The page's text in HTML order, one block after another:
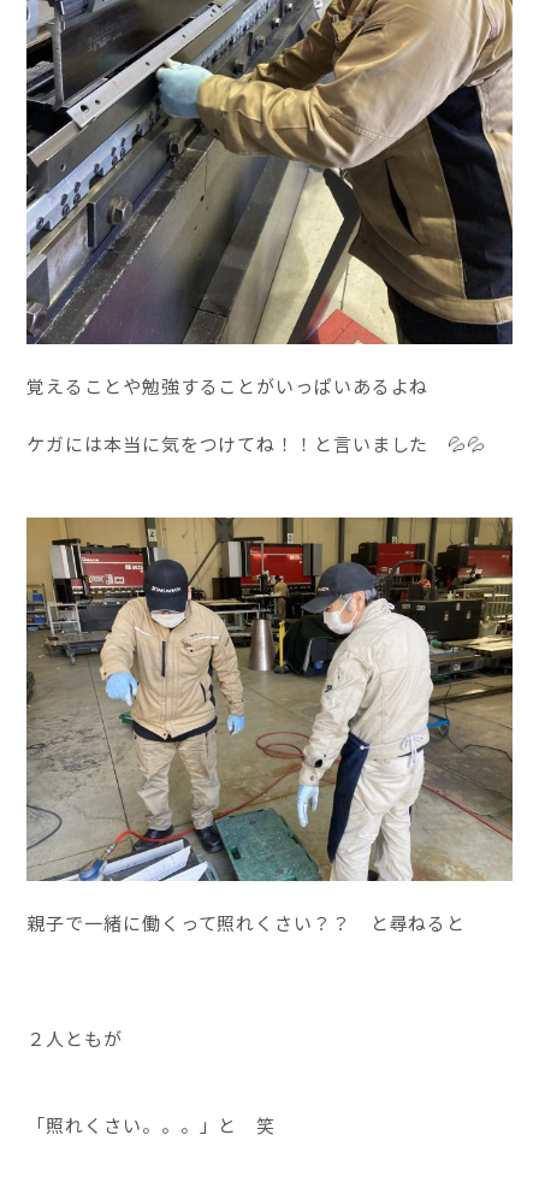
覚えることや勉強することがいっぱいあるよね
ケガには本当に気をつけてね！！と言いました 💦💦
親子で一緒に働くって照れくさい？？ と尋ねると
２人ともが
「照れくさい。。。」と 笑